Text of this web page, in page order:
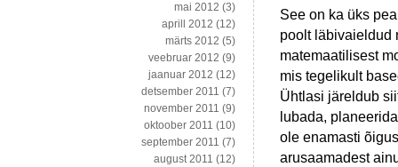
See on ka üks
poolt läbivaieldud
matemaatilisest
mis tegelikult
Ühtlasi järeldub
lubada,
ole enamasti
arusaamadest
mai 2012 (3)
aprill 2012 (12)
märts 2012 (5)
veebruar 2012 (9)
jaanuar 2012 (12)
detsember 2011 (7)
november 2011 (9)
oktoober 2011 (10)
september 2011 (7)
august 2011 (12)